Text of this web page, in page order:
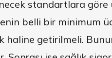
standartlara göre
belli bir minimum
haline getirilmeli.